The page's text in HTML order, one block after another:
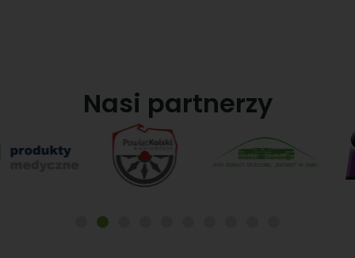
Nasi partnerzy